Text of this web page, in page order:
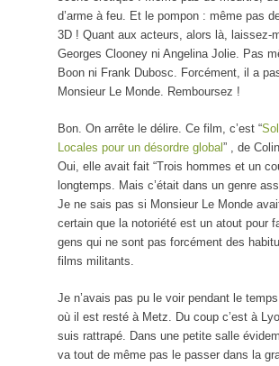
d’arme à feu. Et le pompon : même pas
3D ! Quant aux acteurs, alors là, laissez-
Georges Clooney ni Angelina Jolie. Pas
Boon ni Frank Dubosc. Forcément, il a
Monsieur Le Monde. Remboursez !
Bon. On arrête le délire. Ce film, c’est “
Locales pour un désordre global” , de
Oui, elle avait fait “Trois hommes et un
longtemps. Mais c’était dans un genre
Je ne sais pas si Monsieur Le Monde
certain que la notoriété est un atout pour
gens qui ne sont pas forcément des
films militants.
Je n’avais pas pu le voir pendant le
où il est resté à Metz. Du coup c’est à
suis rattrapé. Dans une petite salle
va tout de même pas le passer dans la